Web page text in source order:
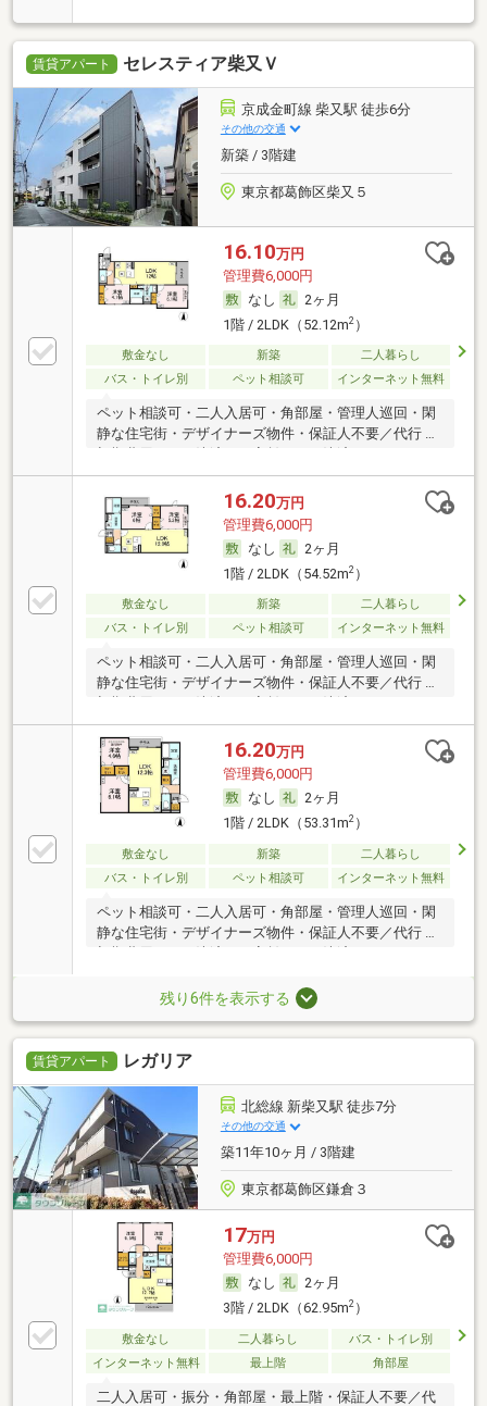
賃貸アパート セレスティア柴又Ｖ
京成金町線 柴又駅 徒歩6分
その他の交通
新築 / 3階建
東京都葛飾区柴又５
16.10万円
管理費6,000円
なし
2ヶ月
1階 / 2LDK（52.12m2）
敷金なし 新築
二人暮らし
バス・トイレ別
ペット相談可 インターネット無料
ペット相談可・二人入居可・角部屋・管理人巡回・閑
静な住宅街・デザイナーズ物件・保証人不要／代行 ・
16.20万円
管理費6,000円
なし
2ヶ月
1階 / 2LDK（54.52m2）
敷金なし 新築
二人暮らし
バス・トイレ別
ペット相談可 インターネット無料
ペット相談可・二人入居可・角部屋・管理人巡回・閑
静な住宅街・デザイナーズ物件・保証人不要／代行 ・
16.20万円
管理費6,000円
なし
2ヶ月
1階 / 2LDK（53.31m2）
敷金なし 新築
二人暮らし
バス・トイレ別
ペット相談可 インターネット無料
ペット相談可・二人入居可・角部屋・管理人巡回・閑
静な住宅街・デザイナーズ物件・保証人不要／代行 ・
初期費用カード決済可・家賃カード決済可
残り6件を表示する
賃貸アパート レガリア
北総線 新柴又駅 徒歩7分
その他の交通
築11年10ヶ月 / 3階建
東京都葛飾区鎌倉３
17万円
管理費6,000円
なし
2ヶ月
3階 / 2LDK（62.95m2）
敷金なし 二人暮らし
バス・トイレ別
インターネット無料
最上階 角部屋
二人入居可・振分・角部屋・最上階・保証人不要／代